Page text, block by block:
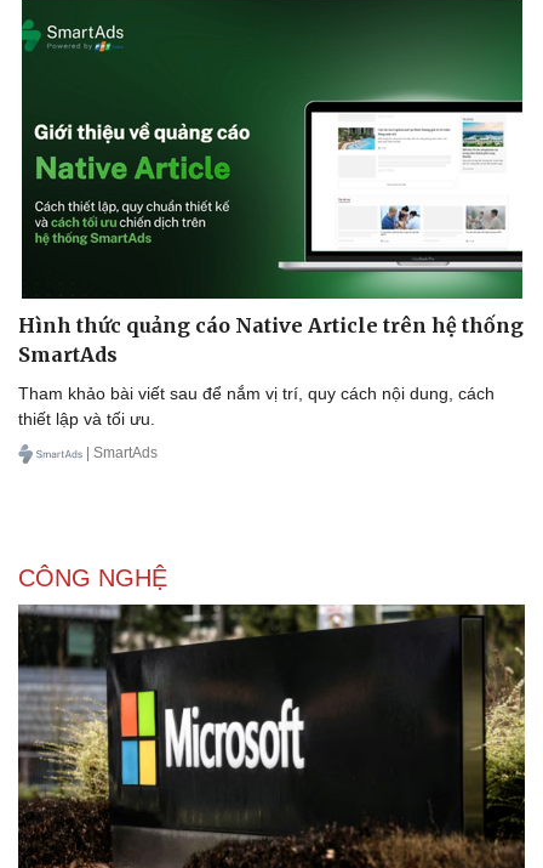
Hình thức quảng cáo Native Article trên hệ thống
SmartAds
Tham khảo bài viết sau để nắm vị trí, quy cách nội dung, cách
thiết lập và tối ưu.
| SmartAds
CÔNG NGHỆ